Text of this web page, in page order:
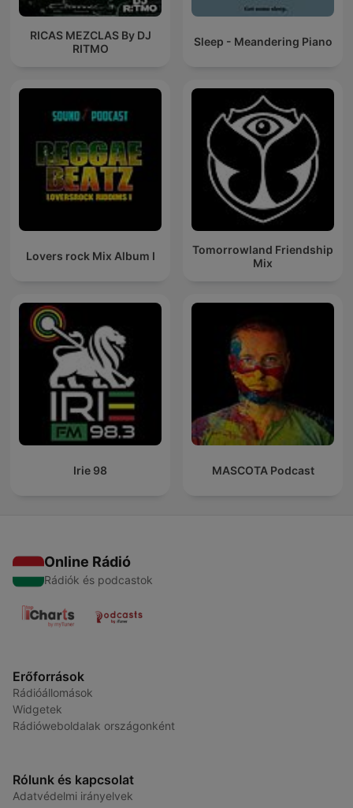
RICAS MEZCLAS By DJ
RITMO
Sleep - Meandering Piano
Lovers rock Mix Album I
Tomorrowland Friendship
Mix
Irie 98 MASCOTA Podcast
Online Rádió
Rádiók és podcastok
Erőforrások
Rádióállomások
Widgetek
Rádióweboldalak országonként
Rólunk és kapcsolat
Adatvédelmi irányelvek